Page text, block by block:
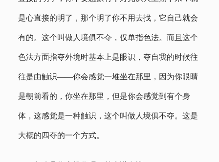
是心直接的明了，那个明了你不用去找，它自己就会
有的。这个叫做人境俱不夺，仅单指色法。而且这个
色法方面指夺外境时基本上是眼识，夺自我的时候往
往是由触识——你会感觉一堆坐在那里，因为你眼睛
是朝前看的，你坐在那里，但是你会感觉到有个身
体，这感觉是一种触识，这个叫做人境俱不夺。这是
大概的四夺的一个方式。